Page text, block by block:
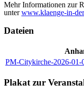
Mehr Informationen zur
unterwww.klaenge-in-
Dateien
PM-Citykirche-2026-01-
Plakat zur